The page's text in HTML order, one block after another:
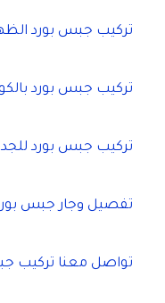
تركيب جبس بورد الظهر فى
تركيب جبس بورد
تركيب جبس بورد للجدران
تفصيل وجار جبس بورد
تواصل معنا تركيب